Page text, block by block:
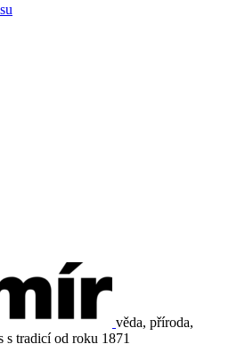
věda, příroda,
s tradicí od roku 1871